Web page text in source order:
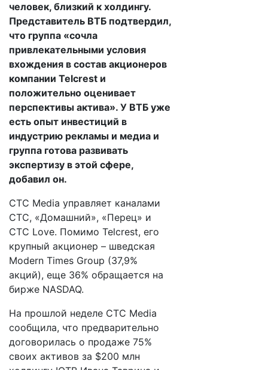
человек, близкий к холдингу.
Представитель ВТБ подтвердил,
что группа «сочла
привлекательными условия
вхождения в состав акционеров
компании Telcrest и
положительно оценивает
перспективы актива». У ВТБ уже
есть опыт инвестиций в
индустрию рекламы и медиа и
группа готова развивать
экспертизу в этой сфере,
добавил он.
CTC Media управляет каналами
СТС, «Домашний», «Перец» и
CTC Love. Помимо Telcrest, его
крупный акционер – шведская
Modern Times Group (37,9%
акций), еще 36% обращается на
бирже NASDAQ.
На прошлой неделе CTC Media
сообщила, что предварительно
договорилась о продаже 75%
своих активов за $200 млн